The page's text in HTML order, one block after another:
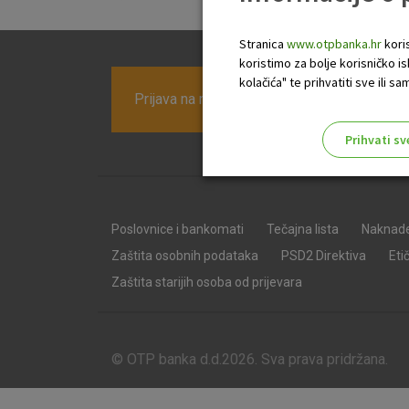
Prijava na newsletter OTP banke
Poslovnice i bankomati Tečajna lista
Zaštita osobnih podataka
PSD2 Direktiva
Zaštita starijih osoba od prijevara
© OTP banka d.d.2026. Sva prava pridržana.
Stranica www.otpbanka.hr
koristimo za bolje korisničko
kolačića" te prihvatiti sve ili
Prihvati